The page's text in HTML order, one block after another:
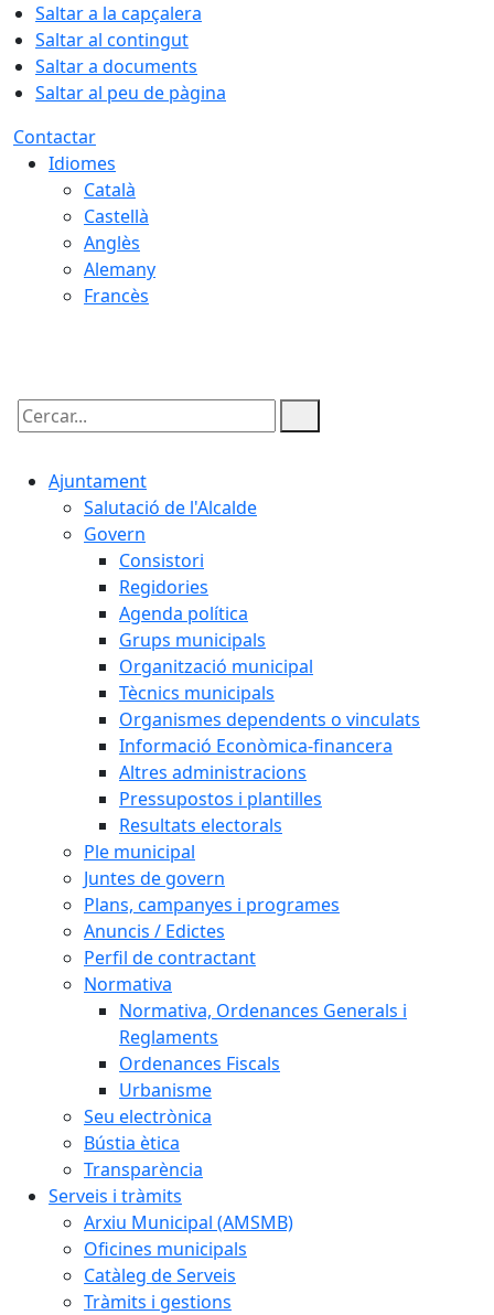
Saltar a la capçalera
Saltar al contingut
Saltar a documents
Saltar al peu de pàgina
Contactar
Idiomes
Català
Castellà
Anglès
Alemany
Francès
Cercar:
Ajuntament
Salutació de l'Alcalde
Govern
Consistori
Regidories
Agenda política
Grups municipals
Organització municipal
Tècnics municipals
Organismes dependents o vinculats
Informació Econòmica-financera
Altres administracions
Pressupostos i plantilles
Resultats electorals
Ple municipal
Juntes de govern
Plans, campanyes i programes
Anuncis / Edictes
Perfil de contractant
Normativa
Normativa, Ordenances Generals i
Reglaments
Ordenances Fiscals
Urbanisme
Seu electrònica
Bústia ètica
Transparència
Serveis i tràmits
Arxiu Municipal (AMSMB)
Oficines municipals
Catàleg de Serveis
Tràmits i gestions